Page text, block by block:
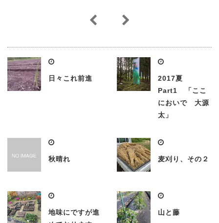
日々これ前進
2017夏
Part1 「ここ
においで 大源
太」
秋晴れ 麦刈り、その２
地味にですが進
山と藤